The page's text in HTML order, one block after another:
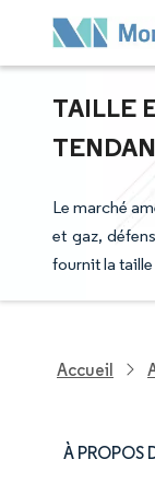
TAILLE
Le marché
et gaz,
fournit la
Accueil
À PROPOS